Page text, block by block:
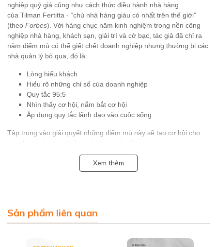
nghiệp quý giá cũng như cách thức điều hành nhà hàng
của Tilman Fertitta - “chủ nhà hàng giàu có nhất trên thế giới”
(theo Forbes). Với hàng chục năm kinh nghiệm trong nền công
nghiệp nhà hàng, khách sạn, giải trí và cờ bạc, tác giả đã chỉ ra
năm điểm mù có thể giết chết doanh nghiệp nhưng thường bị các
nhà quản lý bỏ qua, đó là:
Lòng hiếu khách
Hiểu rõ những chỉ số của doanh nghiệp
Quy tắc 95:5
Nhìn thấy cơ hội, nắm bắt cơ hội
Áp dụng quy tắc lãnh đạo vào cuộc sống.
Tập trung vào giải quyết những điểm mù này sẽ tạo cơ hội cho
doanh nghiệp phát triển và bứt phá lên tầm cao mới.
1. CUỐN SÁCH CÓ GÌ ĐẶC BIỆT
thế của doanh nghiệp.
hơn? Tại sao doanh nghiệp của bạn không thể đứng vững trước
Xem thêm
Sản phẩm liên quan